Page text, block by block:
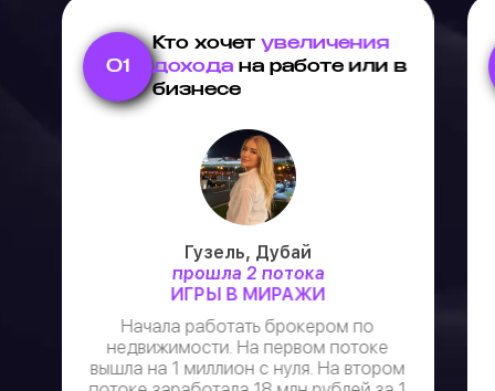
01
Кто хочет увеличения
доходана работе или в
бизнесе
Гузель, Дубай
прошла 2 потока
ИГРЫ В МИРАЖИ
Начала работать брокером по
недвижимости. На первом потоке
вышла на 1 миллион с нуля. На втором